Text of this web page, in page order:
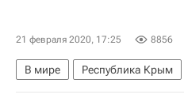
21 февраля 2020, 17:25 8856
В мире Республика Крым
Донецкая Народная